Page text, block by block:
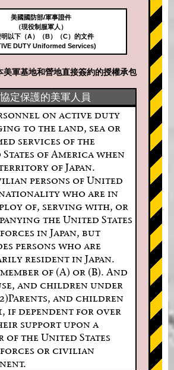
美國國防部/軍事證件
（現役制服軍人）
明以下（A）（B）（C）的文件
DUTY Uniformed Services)
美軍基地和營地直接簽約的授權承包
定保護的美軍人員
on active duty
to the land, sea or
services of the
of America when
of Japan.
persons of United
nationality who are in
of, serving with, or
the United States
in Japan, but
persons who are
resident in Japan.
of (A) or (B). And
and children under
and children
if dependent for over
support upon a
of the United States
forces or civilian